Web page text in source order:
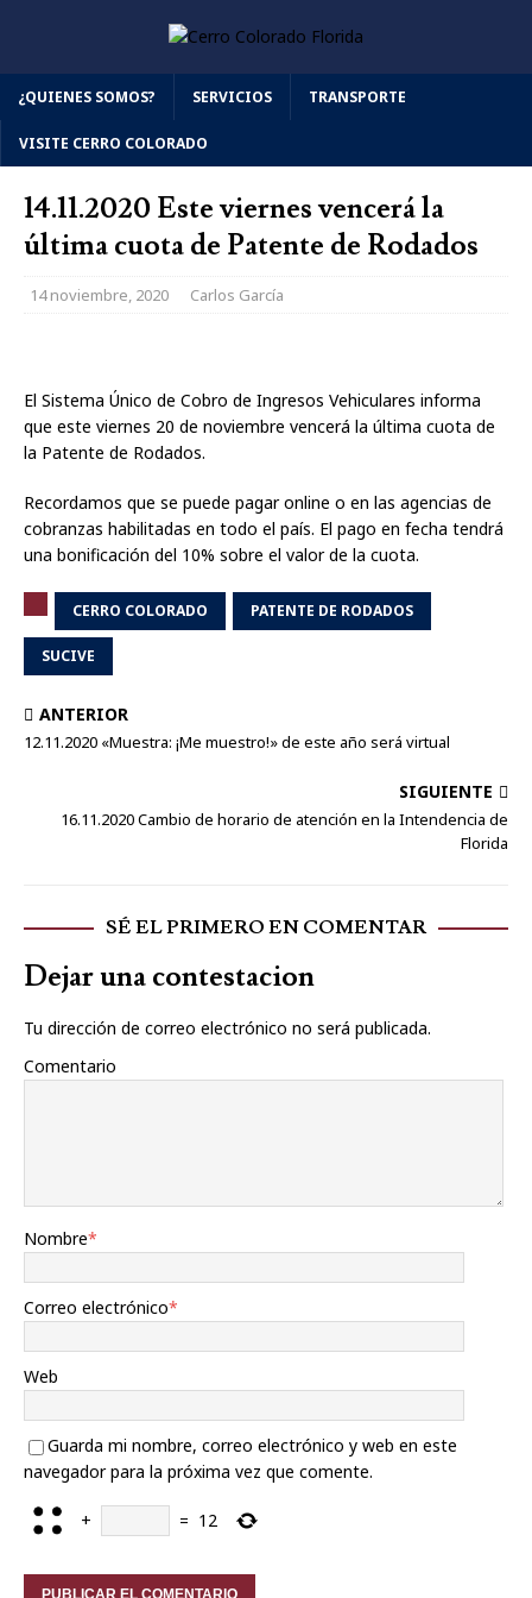
¿QUIENES SOMOS? SERVICIOS TRANSPORTE
VISITE CERRO COLORADO
14.11.2020 Este viernes vencerá la
última cuota de Patente de Rodados
14 noviembre, 2020 Carlos García
El Sistema Único de Cobro de Ingresos Vehiculares informa
que este viernes 20 de noviembre vencerá la última cuota de
la Patente de Rodados.
Recordamos que se puede pagar online o en las agencias de
cobranzas habilitadas en todo el país. El pago en fecha tendrá
una bonificación del 10% sobre el valor de la cuota.
CERRO COLORADO PATENTE DE RODADOS
SUCIVE
ANTERIOR
12.11.2020 «Muestra: ¡Me muestro!» de este año será virtual
SIGUIENTE
16.11.2020 Cambio de horario de atención en la Intendencia de
Florida
SÉ EL PRIMERO EN COMENTAR
Dejar una contestacion
Tu dirección de correo electrónico no será publicada.
Comentario
Nombre*
Correo electrónico*
Web
Guarda mi nombre, correo electrónico y web en este
navegador para la próxima vez que comente.
+ = 12